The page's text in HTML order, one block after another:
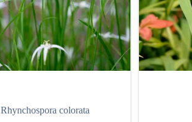
Rhynchospora colorata